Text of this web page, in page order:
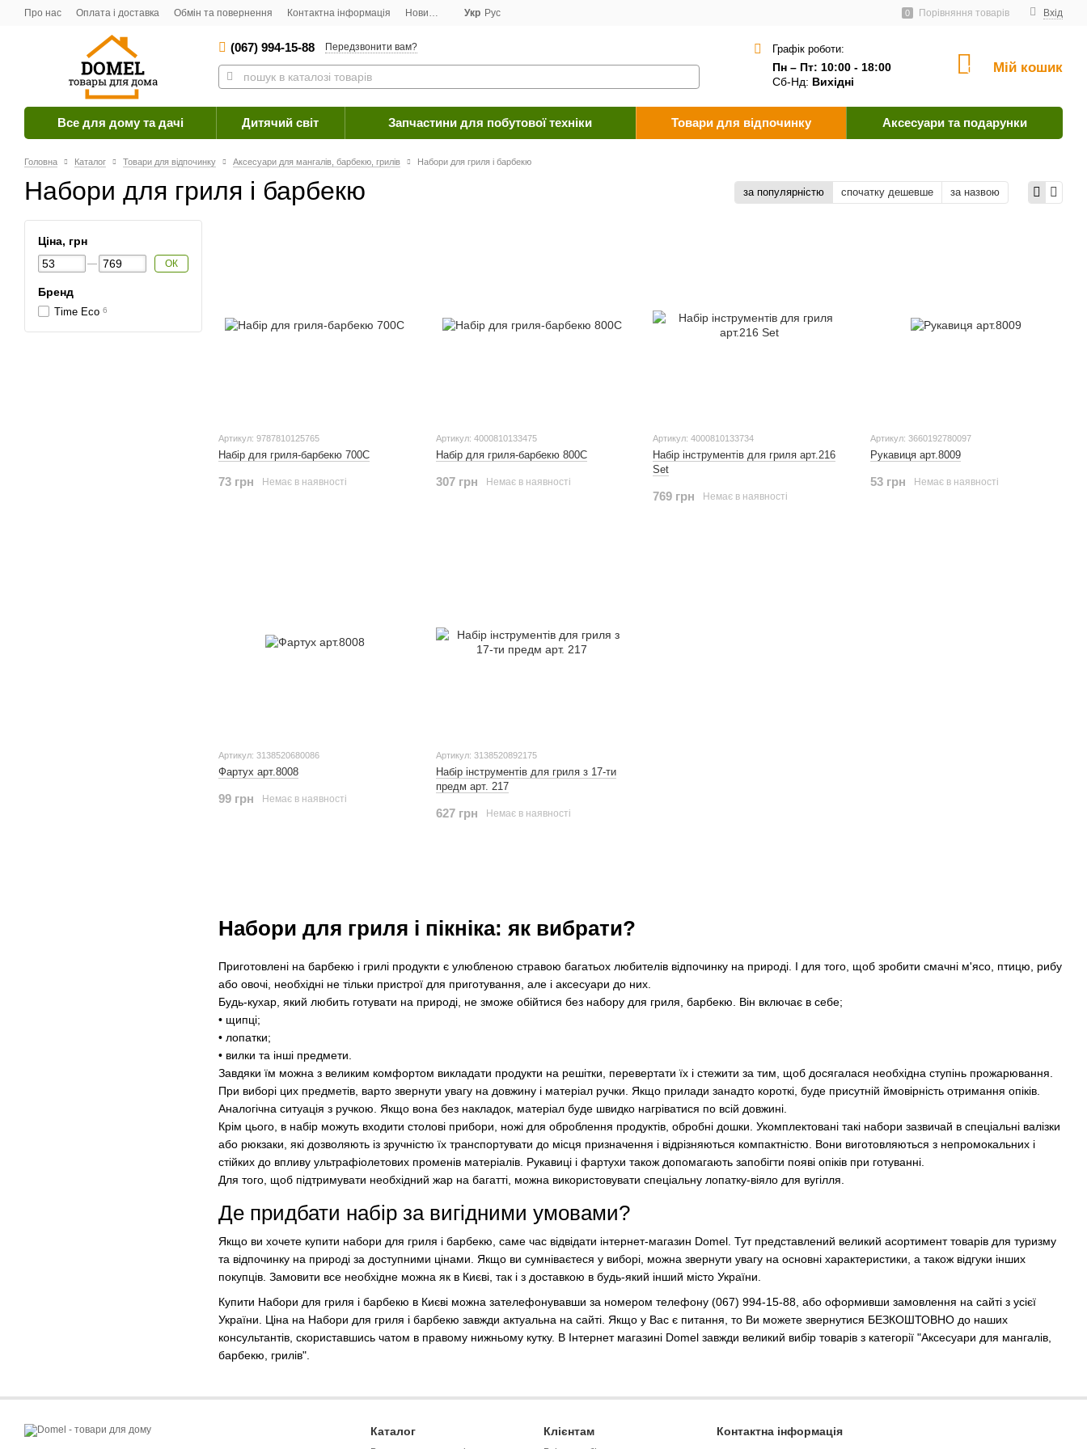
Про нас Оплата і доставка Обмін та повернення Контактна інформація Новини Договір публічної оферти Як оплатити? Вхід
0 Порівняння товарів
Укр Рус
(067) 994-15-88 Передзвонити вам? Графік роботи:
Пн – Пт: 10:00 - 18:00
Сб-Нд: Вихідні
0 Мій кошик
Все для дому та дачі Дитячий світ Запчастини для побутової техніки Товари для відпочинку Аксесуари та подарунки
Головна Каталог Товари для відпочинку Аксесуари для мангалів, барбекю, грилів Набори для гриля і барбекю
Набори для гриля і барбекю
Набори для гриля і пікніка: як вибрати?
Приготовлені на барбекю і грилі продукти є улюбленою стравою багатьох любителів відпочинку на природі. І для того, щоб зробити смачні м'ясо, птицю, рибу
або овочі, необхідні не тільки пристрої для приготування, але і аксесуари до них.
Будь-кухар, який любить готувати на природі, не зможе обійтися без набору для гриля, барбекю. Він включає в себе;
• щипці;
• лопатки;
• вилки та інші предмети.
Завдяки їм можна з великим комфортом викладати продукти на решітки, перевертати їх і стежити за тим, щоб досягалася необхідна ступінь прожарювання.
При виборі цих предметів, варто звернути увагу на довжину і матеріал ручки. Якщо прилади занадто короткі, буде присутній ймовірність отримання опіків.
Аналогічна ситуація з ручкою. Якщо вона без накладок, матеріал буде швидко нагріватися по всій довжині.
Крім цього, в набір можуть входити столові прибори, ножі для оброблення продуктів, обробні дошки. Укомплектовані такі набори зазвичай в спеціальні валізки
або рюкзаки, які дозволяють із зручністю їх транспортувати до місця призначення і відрізняються компактністю. Вони виготовляються з непромокальних і
стійких до впливу ультрафіолетових променів матеріалів. Рукавиці і фартухи також допомагають запобігти появі опіків при готуванні.
Для того, щоб підтримувати необхідний жар на багатті, можна використовувати спеціальну лопатку-віяло для вугілля.
Де придбати набір за вигідними умовами?
Якщо ви хочете купити набори для гриля і барбекю, саме час відвідати інтернет-магазин Domel. Тут представлений великий асортимент товарів для туризму
та відпочинку на природі за доступними цінами. Якщо ви сумніваєтеся у виборі, можна звернути увагу на основні характеристики, а також відгуки інших
покупців. Замовити все необхідне можна як в Києві, так і з доставкою в будь-який інший місто України.
Купити Набори для гриля і барбекю в Києві можна зателефонувавши за номером телефону (067) 994-15-88, або оформивши замовлення на сайті з усієї
України. Ціна на Набори для гриля і барбекю завжди актуальна на сайті. Якщо у Вас є питання, то Ви можете звернутися БЕЗКОШТОВНО до наших
консультантів, скориставшись чатом в правому нижньому кутку. В Інтернет магазині Domel завжди великий вибір товарів з категорії "Аксесуари для мангалів,
барбекю, грилів".
за популярністю спочатку дешевше за назвою
Артикул: 9787810125765
Набір для гриля-барбекю 700С
73 грн Немає в наявності
Артикул: 4000810133475
Набір для гриля-барбекю 800С
307 грн Немає в наявності
Артикул: 4000810133734
Набір інструментів для гриля арт.216
Set
769 грн Немає в наявності
Артикул: 3660192780097
Рукавиця арт.8009
53 грн Немає в наявності
Артикул: 3138520680086
Фартух арт.8008
99 грн Немає в наявності
Артикул: 3138520892175
Набір інструментів для гриля з 17-ти
предм арт. 217
627 грн Немає в наявності
Ціна, грн
ОК
Бренд
Time Eco 6
Каталог Клієнтам
Контактна інформація